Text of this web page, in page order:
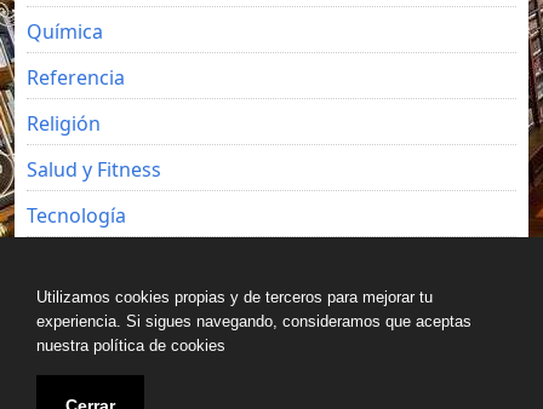
Química
Referencia
Religión
Salud y Fitness
Tecnología
Utilizamos cookies propias y de terceros para mejorar tu
experiencia. Si sigues navegando, consideramos que aceptas
nuestra política de cookies